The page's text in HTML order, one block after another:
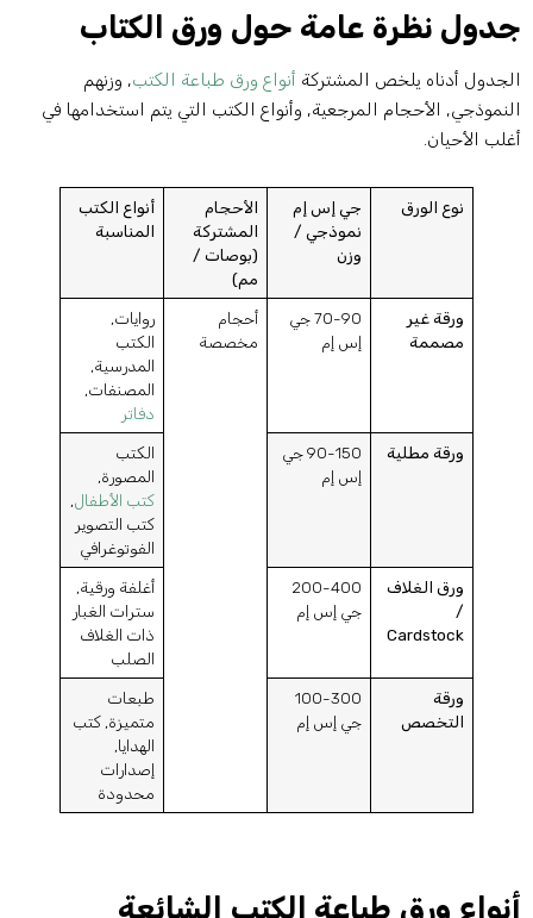
نظرة عامة حول ورق الكتاب
أدناه يلخص المشتركةأنواع ورق طباعة الكتب, وزنهم
الأحجام المرجعية, وأنواع الكتب التي يتم استخدامها في
الأحيان.
نوع الورق
جي إس إم
نموذجي /
وزن
الأحجام
المشتركة
(بوصات /
مم)
أنواع الكتب
المناسبة
ورقة غير
مصممة
70-90 جي
إس إم
أحجام
مخصصة
روايات,
الكتب
المدرسية,
المصنفات,
دفاتر
ورقة مطلية
90-150 جي
إس إم
الكتب
المصورة,
كتب الأطفال,
كتب التصوير
الفوتوغرافي
ورق الغلاف
Cardstock
200-400
جي إس إم
أغلفة ورقية,
سترات الغبار
ذات الغلاف
الصلب
ورقة
التخصص
100-300
جي إس إم
طبعات
متميزة, كتب
الهدايا,
إصدارات
محدودة
ورق طباعة الكتب الشائعة